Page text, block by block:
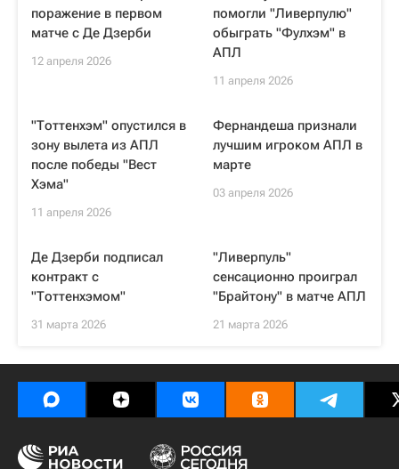
поражение в первом
матче с Де Дзерби
12 апреля 2026
помогли "Ливерпулю"
обыграть "Фулхэм" в
АПЛ
11 апреля 2026
"Тоттенхэм" опустился в
зону вылета из АПЛ
после победы "Вест
Хэма"
11 апреля 2026
Фернандеша признали
лучшим игроком АПЛ в
марте
03 апреля 2026
Де Дзерби подписал
контракт с
"Тоттенхэмом"
31 марта 2026
"Ливерпуль"
сенсационно проиграл
"Брайтону" в матче АПЛ
21 марта 2026